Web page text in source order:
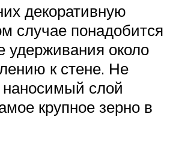
декоративную
случае понадобится
удерживания около
к стене. Не
наносимый слой
крупное зерно в